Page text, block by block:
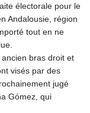
électorale pour le
Andalousie, région
tout en ne
bras droit et
visés par des
jugé
Gómez, qui